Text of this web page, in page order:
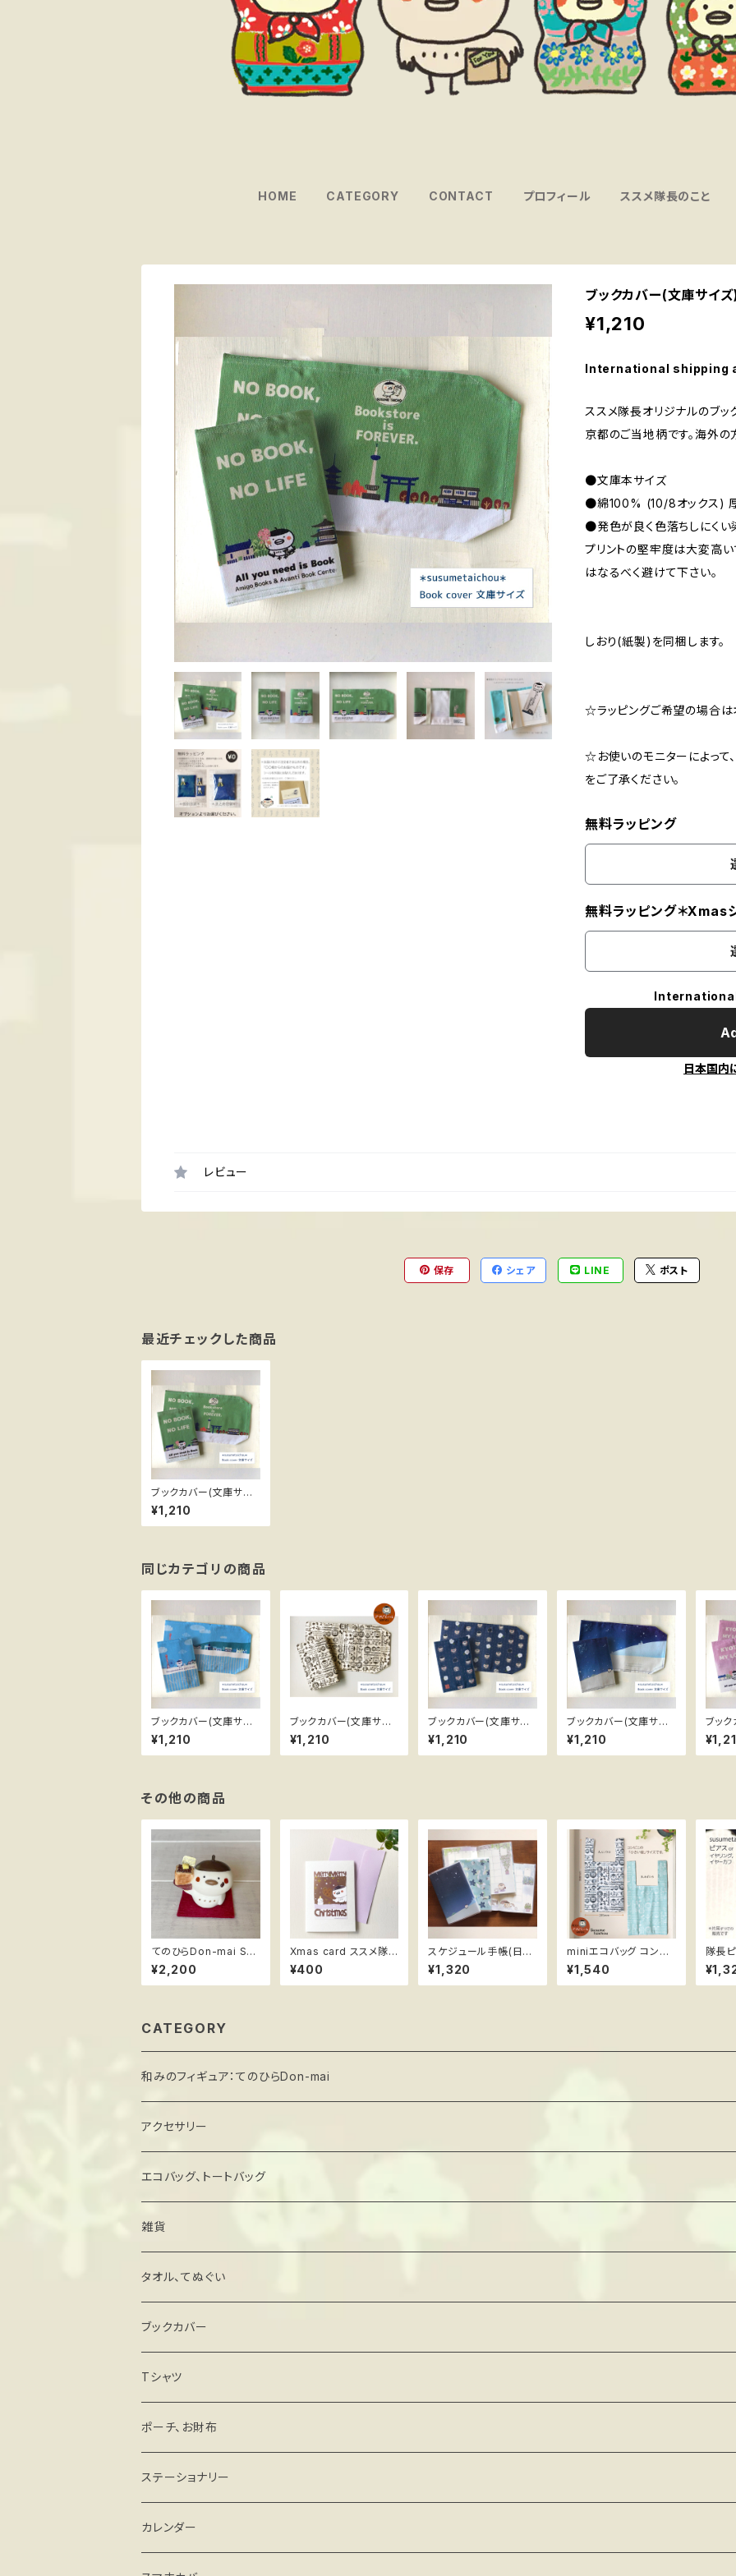
HOME CATEGORY CONTACT プロフィール ススメ隊長のこと
ブックカバー(文庫サイ
¥1,210
International shipping
ススメ隊長オリジナルのブッ
京都のご当地柄です。海外の
●文庫本サイズ
●綿100% (10/8オックス) 厚
●発色が良く色落ちしにくい
プリントの堅牢度は大変高い
はなるべく避けて下さい。
しおり(紙製)を同梱します。
☆ラッピングご希望の場合は
☆お使いのモニターによって
をご了承ください。
無料ラッピング
無料ラッピング＊Xmas
日本国内
レビュー
保存 シェア LINE ポスト
最近チェックした商品
ブックカバー(文庫サイ
ズ) ススメ隊長 ＊Kyot
o
¥1,210
同じカテゴリの商品
ブックカバー(文庫サイ
ズ) ススメ隊長 ＊Kobe
¥1,210
ブックカバー(文庫サイ
ズ) ススメ隊長 ＊陽気
なアマビエール
¥1,210
ブックカバー(文庫サイ
ズ) ススメ隊長 ＊縞つば
き
¥1,210
ブックカバー(文庫サイ
ズ) ススメ隊長 ＊星空
¥1,210
ブッ
ズ) ススメ隊長 ＊京都h
ana
その他の商品
てのひらDon-mai Sw
eets! ＊小倉トースト
ハンドメイドフィギュア
ススメ隊長
¥2,200
Xmas card ススメ隊
長 Snowman
¥400
スケジュール手帳(日付
フリー) ススメ隊長
¥1,320
miniエコバッグ コンビ
ニ袋(小)サイズ ススメ
隊長 ＊陽気なアマビエ
ール
¥1,540
隊長
ススメ
CATEGORY
和みのフィギュア：てのひらDon-mai
アクセサリー
エコバッグ、トートバッグ
雑貨
キーホルダー・ストラップ
ミラー
マグネットステッカー
その他
タオル、てぬぐい
ブックカバー
Tシャツ
ポーチ、お財布
がま口タイプ
ファスナータイプ
ステーショナリー
手帳、スケジュール帳
カレンダー